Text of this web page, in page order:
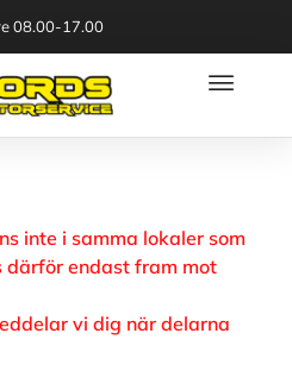
08.00-17.00
inte i samma lokaler som
därför endast fram mot
vi dig när delarna